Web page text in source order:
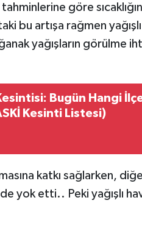
göre
bu artışa rağmen
yağışların görülme
Bugün Hangi
Kesinti Listesi)
katkı sağlarken,
yok etti.. Peki yağışlı